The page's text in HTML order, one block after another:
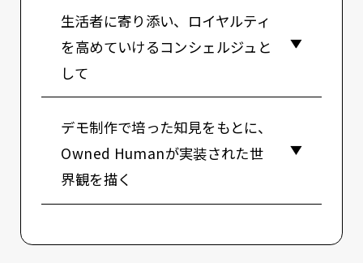
生活者に寄り添い、ロイヤルティ
を高めていけるコンシェルジュと
して
デモ制作で培った知見をもとに、
Owned Humanが実装された世
界観を描く